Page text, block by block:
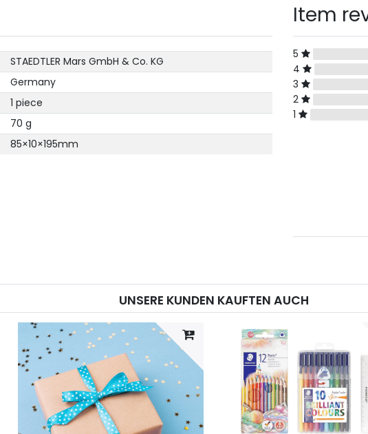
STAEDTLER Mars GmbH & Co. KG
Germany
1 piece
70 g
85×10×195mm
Item
5
4
3
2
1
UNSERE KUNDEN KAUFTEN AUCH